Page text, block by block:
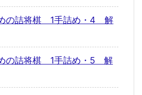
の詰将棋 1手詰め・4 解
の詰将棋 1手詰め・5 解